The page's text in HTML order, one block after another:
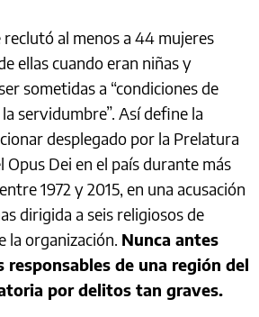
al menos a 44 mujeres
ellas cuando eran niñas y
sometidas a “condiciones de
servidumbre”. Así define la
desplegado por la Prelatura
Opus Dei en el país durante más
1972 y 2015, en una acusación
dirigida a seis religiosos de
la organización. Nunca antes
de una región del
por delitos tan graves.